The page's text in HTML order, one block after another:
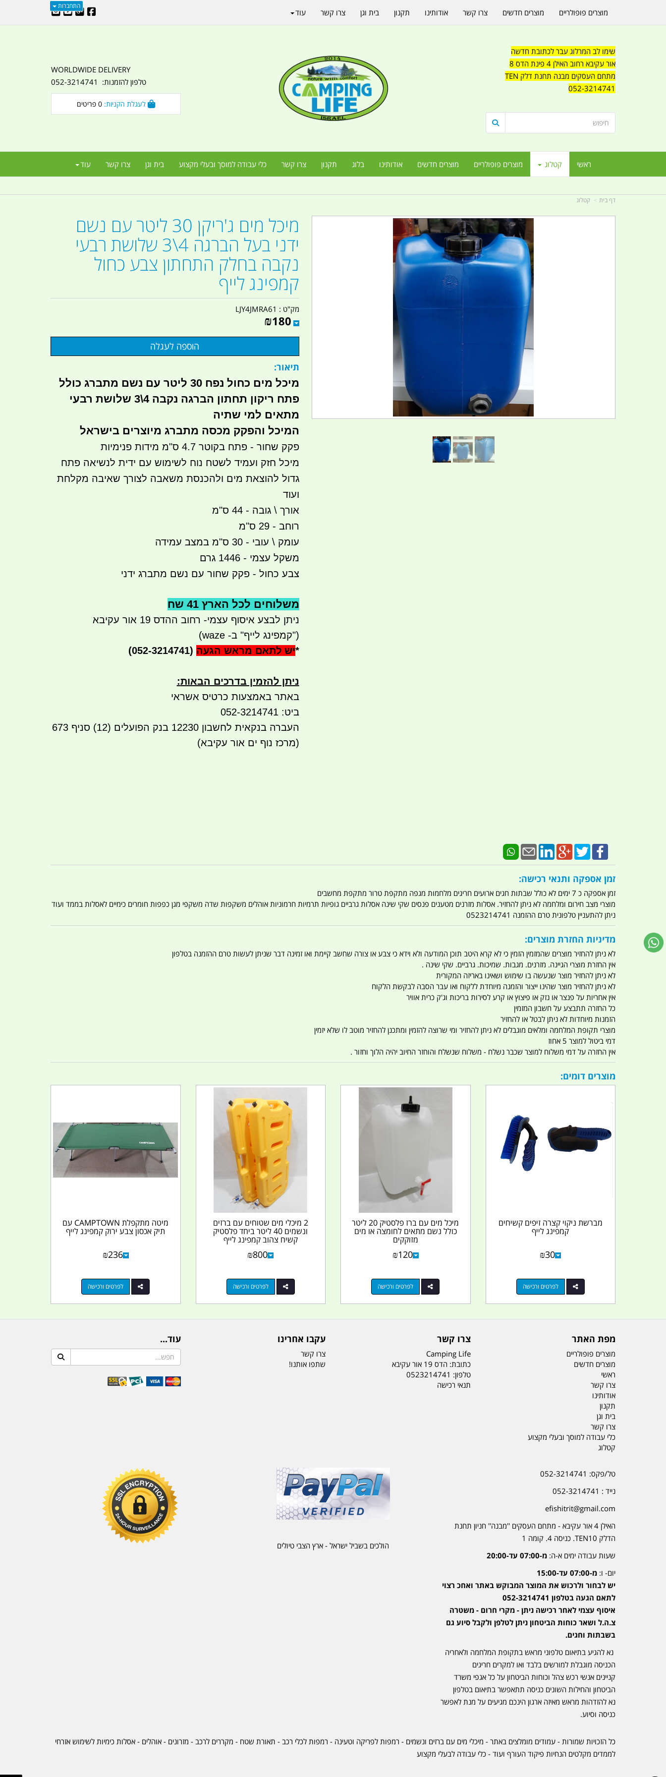
התחברות
שימו לב המרלוג עבר לכתובת חדשה
אור עקיבא רחוב האילן 4 פינת הדס 8
מתחם העסקים מבנה תחנת דלק TEN
052-3214741
WORLDWIDE DELIVERY
טלפון להזמנות: 052-3214741
0
ראשי קטלוג מוצרים פופולריים מוצרים חדשים אודותינו בלוג תקנון צרו קשר כלי עבודה למוסך ובעלי מקצוע בית וגן צרו קשר עוד
מוצרים פופולריים מוצרים חדשים צרו קשר אודותינו תקנון בית וגן צרו קשר עוד
דף בית קטלוג
מיכל מים ג'ריקן 30 ליטר עם נשם
ידני בעל הברגה 4\3 שלושת רבעי
נקבה בחלק התחתון צבע כחול
קמפינג לייף
מק"ט : LJY4JMRA61
₪180
תיאור:
מיכל מים כחול נפח 30 ליטר עם נשם מתברג כולל
פתח ריקון תחתון הברגה נקבה 4\3 שלושת רבעי
מתאים למי שתיה
המיכל והפקק מכסה מתברג מיוצרים בישראל
פקק שחור - פתח בקוטר 4.7 ס"מ מידות פנימיות
מיכל חזק ועמיד לשטח נוח לשימוש עם ידית לנשיאה פתח
גדול להוצאת מים ולהכנסת משאבה לצורך שאיבה מקלחת
ועוד
אורך \ גובה - 44 ס"מ
רוחב - 29 ס"מ
עומק \ עובי - 30 ס"מ במצב עמידה
משקל עצמי - 1446 גרם
צבע כחול - פקק שחור עם נשם מתברג ידני
משלוחים לכל הארץ 41 שח
ניתן לבצע איסוף עצמי- רחוב ההדס 19 אור עקיבא
("קמפינג לייף" ב- waze)
*יש לתאם מראש הגעה (052-3214741)
ניתן להזמין בדרכים הבאות:
באתר באמצעות כרטיס אשראי
ביט: 052-3214741
העברה בנקאית לחשבון 12230
בנק הפועלים (12) סניף 673
(מרכז נוף ים אור עקיבא)
זמן אספקה ותנאי רכישה:
זמן אספקה כ 7 ימים לא כולל שבתות חגים ארועים חריגים מלחמות מגפה מתקפת טרור מתקפת מחשבים
מוצרי מצב חירום ומלחמה לא ניתן להחזיר. אסלות מזרנים מטענים פנסים שקי שינה אסלות גרביים גופיות תרמיות חרמוניות אוהלים משקפות שדה משקפי מגן כפפות חומרים כימיים לאסלות בממד ועוד
ניתן להתעניין טלפונית טרם ההזמנה 0523214741
מדיניות החזרת מוצרים:
לא ניתן להחזיר מוצרים שהמזמין הזמין כי לא קרא היטב תוכן המודעה ולא וידא כי צבע או צורה שחשב קיימת ואו זמינה דבר שניתן לעשות טרם ההזמנה בטלפון
אין החזרת מוצרי הגיינה. מזרנים. מגבות. שמיכות. גרביים. שקי שינה .
לא ניתן להחזיר מוצר שנעשה בו שימוש ושאינו באריזה המקורית
לא ניתן להחזיר מוצר שהינו ייצור והזמנה מיוחדת ללקוח ואו עבר הסבה לבקשת הלקוח
אין אחריות על פנצר או נזק או פיצוץ או קרע לסירות בריכות וג'ק כרית אוויר
כל החזרה תתבצע על חשבון המזמין
הזמנות מיוחדות לא ניתן לבטל או להחזיר
מוצרי תקופת המלחמה ומלאים מוגבלים לא ניתן להחזיר ומי שרוצה להזמין ומתכנן להחזיר מוטב לו שלא יזמין
דמי ביטול למוצר 5 אחוז
אין החזרה על דמי משלוח למוצר שכבר נשלח - משלוח שנשלח והוחזר החיוב יהיה הלוך וחזור .
מוצרים דומים:
מברשת ניקוי קצרה זיפים קשיחים
קמפינג לייף
₪30
לפרטים ורכישה
מיכל מים עם ברז פלסטיק 20 ליטר
כולל נשם מתאים לחומצה או מים
מזוקקים
₪120
לפרטים ורכישה
2 מיכלי מים שטוחים עם ברזים
ונשמים 40 ליטר ביחד פלסטיק
קשיח צהוב קמפינג לייף
₪800
לפרטים ורכישה
מיטה מתקפלת CAMPTOWN עם
תיק אכסון צבע ירוק קמפינג לייף
₪236
לפרטים ורכישה
מפת האתר
מוצרים פופולריים
מוצרים חדשים
ראשי
צרו קשר
אודותינו
תקנון
בית וגן
צרו קשר
כלי עבודה למוסך ובעלי מקצוע
קטלוג
צרו קשר
Camping Life
כתובת: הדס 19 אור עקיבא
טלפון: 0523214741
תנאי רכישה
עקבו אחרינו
צרו קשר
שתפו אותנו!
עוד...
טל/פקס: 052-3214741
נייד : 052-3214741
efishitrit@gmail.com
האילן 4 אור עקיבא - מתחם העסקים ''מבנה'' חניון תחנת
הדלק TEN10. כניסה 4. קומה 1
שעות עבודה ימים א-ה: מ-07:00 עד-20:00
יום- ו: מ-07:00 עד-15:00
יש לבחור ולרכוש את המוצר המבוקש באתר ואחכ רצוי
לתאם הגעה בטלפון 052-3214741
איסוף עצמי לאחר רכישה ניתן - מקרי חרום - משטרה
צ.ה.ל ושאר כוחות הביטחון ניתן לטלפן ולקבל סיוע גם
בשבתות וחגים.
נא להגיע בתיאום טלפוני מראש בתקופת המלחמה ולאחריה
הכניסה מוגבלת למורשים בלבד ואו למקרים חריגים
קניינים אנשי רכש צהל וכוחות הביטחון על כל אגפי משרד
הביטחון והחילות השונים כניסה תתאפשר בתיאום בטלפון
נא להזדהות מראש מאיזה ארגון הינכם מגיעים על מנת לאפשר
כניסה וסיוע.
הולכים בשביל ישראל - ארץ הצבי טיולים
כל הזכויות שמורות - עמודים מומלצים באתר - מיכלי מים עם ברזים ונשמים - רמפות לפריקה וטעינה - רמפות לכלי רכב - תאורת שטח - מקררים לרכב - מזרונים - אוהלים - אסלות כימיות לשימוש אזרחי
לממדים מקלטים הנחיות פיקוד העורף ועוד - כלי עבודה לבעלי מקצוע